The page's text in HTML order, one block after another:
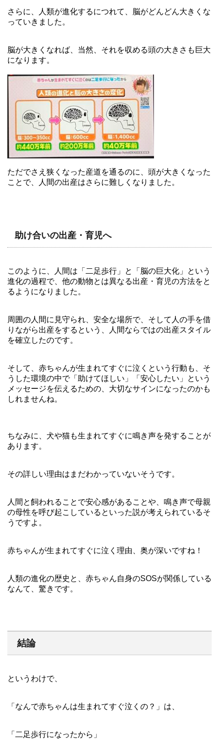
さらに、人類が進化するにつれて、脳がどんどん大きくな
っていきました。
脳が大きくなれば、当然、それを収める頭の大きさも巨大
になります。
ただでさえ狭くなった産道を通るのに、頭が大きくなった
ことで、人間の出産はさらに難しくなりました。
助け合いの出産・育児へ
このように、人間は「二足歩行」と「脳の巨大化」という
進化の過程で、他の動物とは異なる出産・育児の方法をと
るようになりました。
周囲の人間に見守られ、安全な場所で、そして人の手を借
りながら出産をするという、人間ならではの出産スタイル
を確立したのです。
そして、赤ちゃんが生まれてすぐに泣くという行動も、そ
うした環境の中で「助けてほしい」「安心したい」という
メッセージを伝えるための、大切なサインになったのかも
しれませんね。
ちなみに、犬や猫も生まれてすぐに鳴き声を発することが
あります。
その詳しい理由はまだわかっていないそうです。
人間と飼われることで安心感があることや、鳴き声で母親
の母性を呼び起こしているといった説が考えられているそ
うですよ。
赤ちゃんが生まれてすぐに泣く理由、奥が深いですね！
人類の進化の歴史と、赤ちゃん自身のSOSが関係している
なんて、驚きです。
結論
というわけで、
「なんで赤ちゃんは生まれてすぐ泣くの？」は、
「二足歩行になったから」